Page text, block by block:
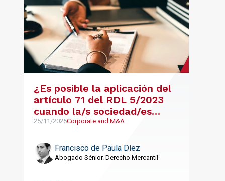
¿Es posible la aplicación del
artículo 71 del RDL 5/2023
cuando la/s sociedad/es
beneficiaria/s no es/son de
25/11/2025Corporate and M&A
Francisco de Paula Díez
Abogado Sénior. Derecho Mercantil